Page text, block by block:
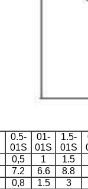
0.5-
01S
01-
01S
1.5-
01S
0,5 1 1.5
7.2 6.6 8.8
0,8 1.5 3